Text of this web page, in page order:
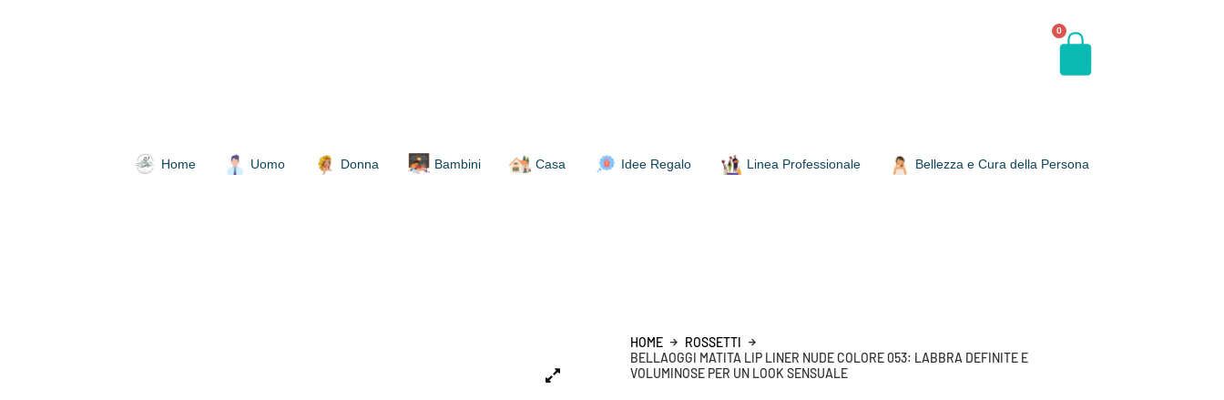
0
Home Uomo Donna Bambini Casa Idee Regalo Linea Professionale Bellezza e Cura della Persona
HOME
ROSSETTI
BELLAOGGI MATITA LIP LINER NUDE COLORE 053: LABBRA DEFINITE E
VOLUMINOSE PER UN LOOK SENSUALE